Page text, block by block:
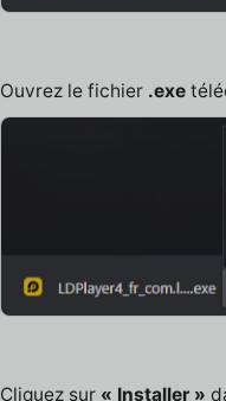
Ouvrez le fichier .exe
Cliquez sur « Installer »